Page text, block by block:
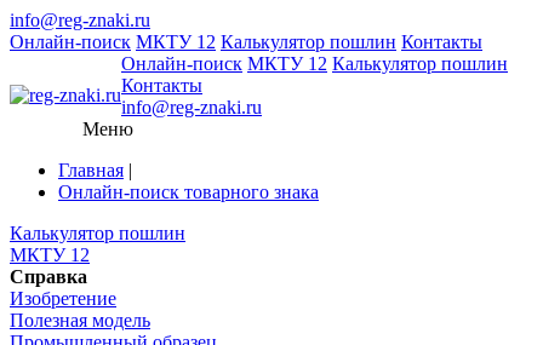
info@reg-znaki.ru
Онлайн-поиск МКТУ 12 Калькулятор пошлин Контакты
Онлайн-поиск МКТУ 12 Калькулятор пошлин
Контакты
info@reg-znaki.ru
Меню
Главная |
Онлайн-поиск товарного знака
Калькулятор пошлин
МКТУ 12
Справка
Изобретение
Полезная модель